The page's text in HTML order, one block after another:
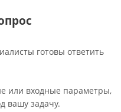
готовы ответить
или входные параметры,
вашу задачу.